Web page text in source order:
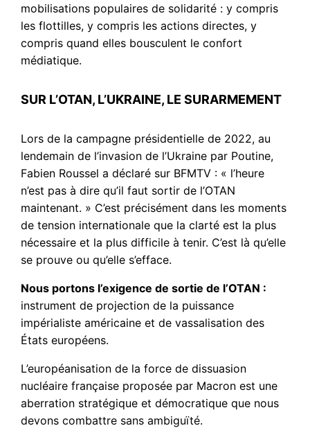
mobilisations populaires de solidarité : y compris
les flottilles, y compris les actions directes, y
compris quand elles bousculent le confort
médiatique.
SUR L’OTAN, L’UKRAINE, LE SURARMEMENT
Lors de la campagne présidentielle de 2022, au
lendemain de l’invasion de l’Ukraine par Poutine,
Fabien Roussel a déclaré sur BFMTV : « l’heure
n’est pas à dire qu’il faut sortir de l’OTAN
maintenant. » C’est précisément dans les moments
de tension internationale que la clarté est la plus
nécessaire et la plus difficile à tenir. C’est là qu’elle
se prouve ou qu’elle s’efface.
Nous portons l’exigence de sortie de l’OTAN :
instrument de projection de la puissance
impérialiste américaine et de vassalisation des
États européens.
L’européanisation de la force de dissuasion
nucléaire française proposée par Macron est une
aberration stratégique et démocratique que nous
devons combattre sans ambiguïté.